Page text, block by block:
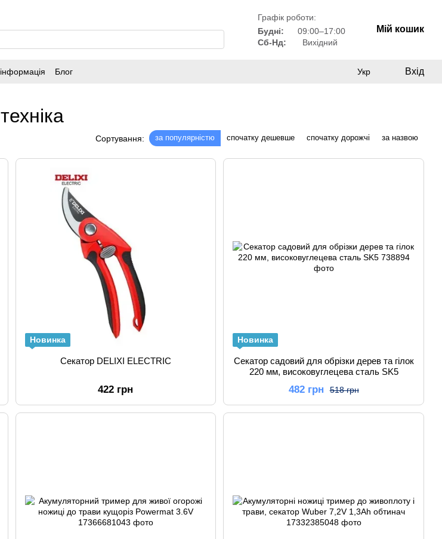
Графік роботи:
Будні:
09:00–17:00
Сб-Нд:
Вихідний
Мій кошик
Блог Укр Вхід
Сортування: за популярністю спочатку дешевше спочатку дорожчі за назвою
Новинка
Секатор DELIXI ELECTRIC
422 грн
Новинка
Секатор садовий для обрізки дерев та гілок
220 мм, високовуглецева сталь SK5
518 грн
482 грн